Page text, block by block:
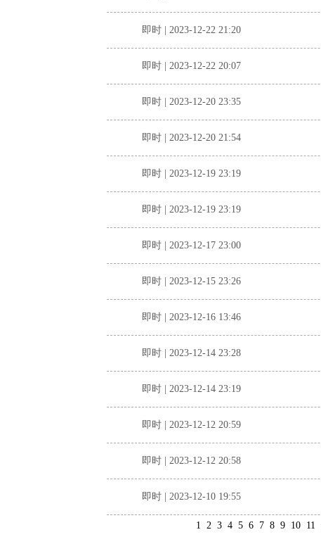
即时 | 2023-12-22 21:20
即时 | 2023-12-22 20:07
即时 | 2023-12-20 23:35
即时 | 2023-12-20 21:54
即时 | 2023-12-19 23:19
即时 | 2023-12-19 23:19
即时 | 2023-12-17 23:00
即时 | 2023-12-15 23:26
即时 | 2023-12-16 13:46
即时 | 2023-12-14 23:28
即时 | 2023-12-14 23:19
即时 | 2023-12-12 20:59
即时 | 2023-12-12 20:58
即时 | 2023-12-10 19:55
1 2 3 4 5 6 7 8 9 10 11